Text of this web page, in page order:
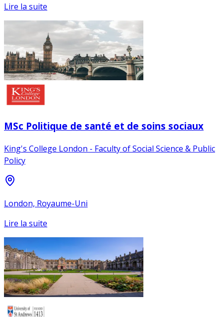
Lire la suite
MSc Politique de santé et de soins sociaux
King's College London - Faculty of Social Science & Public
Policy
London, Royaume-Uni
Lire la suite